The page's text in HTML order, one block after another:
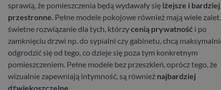
sprawią, że pomieszczenia będą wydawały się lżejsze i bardziej
przestronne. Pełne modele pokojowe również mają wiele
świetne rozwiązanie dla tych, którzycenią prywatność i po
zamknięciu drzwi np. do sypialni czy gabinetu, chcą
odgrodzić się od tego, co dzieje się poza tym konkretnym
pomieszczeniem. Pełne modele bez przeszkleń, oprócz tego, że
wizualnie zapewniają intymność, są również najbardziej
dźwiękoszczelne.